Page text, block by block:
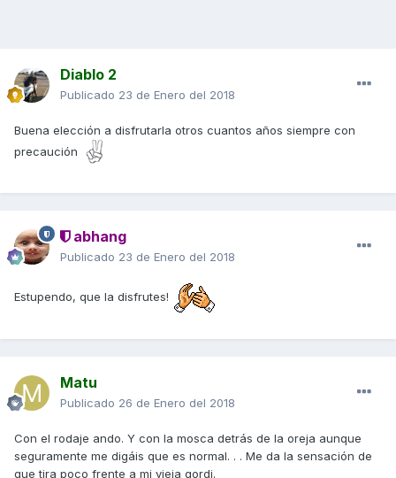
Diablo 2
Publicado 23 de Enero del 2018
Buena elección a disfrutarla otros cuantos años siempre con
precaución
abhang
Publicado 23 de Enero del 2018
Estupendo, que la disfrutes!
Matu
Publicado 26 de Enero del 2018
Con el rodaje ando. Y con la mosca detrás de la oreja aunque
seguramente me digáis que es normal. . . Me da la sensación de
que tira poco frente a mi vieja gordi.